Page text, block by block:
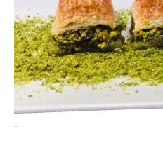
Börekler
Pastalar
İletişim